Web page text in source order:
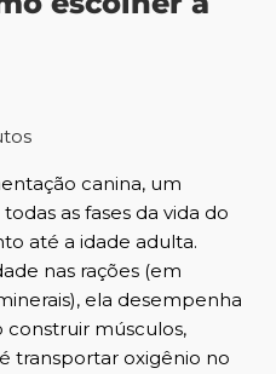
canina, um
as fases da vida do
até a idade adulta.
nas rações (em
ela desempenha
músculos,
transportar oxigênio no